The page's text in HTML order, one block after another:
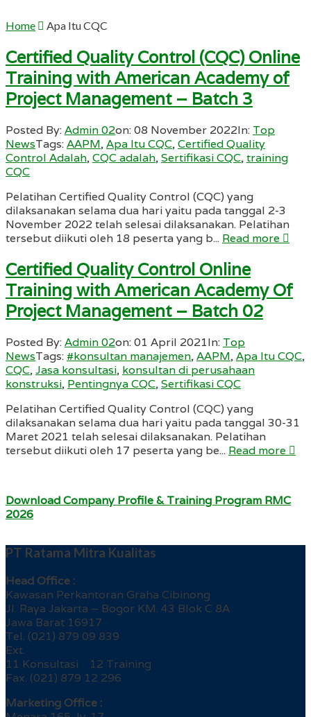
Home Apa Itu CQC
Certified Quality Control (CQC) Online
Training with American Academy of
Project Management – Batch 3
Posted By:Admin 02on:08 November 2022In: Top
NewsTags:AAPM,Apa Itu CQC,Certified Quality
Control Adalah,CQC adalah,Sertifikasi CQC,training
CQC
Pelatihan Certified Quality Control (CQC) yang
dilaksanakan selama dua hari yaitu pada tanggal 2-3
November 2022 telah selesai dilaksanakan. Pelatihan
tersebut diikuti oleh 18 peserta yang b... Read more
Certified Quality Control Online
Training with American Academy Of
Project Management – Batch 02
Posted By:Admin 02on:01 April 2021In: Top
NewsTags: #konsultan manajemen,AAPM,Apa Itu CQC,
CQC,Jasa konsultasi, konsultan di perusahaan
konstruksi, Pentingnya CQC,Sertifikasi CQC
Pelatihan Certified Quality Control (CQC) yang
dilaksanakan selama dua hari yaitu pada tanggal 30-31
Maret 2021 telah selesai dilaksanakan. Pelatihan
tersebut diikuti oleh 17 peserta yang be... Read more
Download Company Profile & Training Program RMC
2026
PT Ratama Mitra Kualitas
Head Office :
Kawasan Perkantoran Graha Cibinong
Jl. Raya Jakarta – Bogor KM. 43 Blok C 8A
Jawa Barat 16917
Tel. (021) 879 09 839
Ext.
11 Konsultasi 12 Training
Fax. (021) 879 12 296
Marketing Office :